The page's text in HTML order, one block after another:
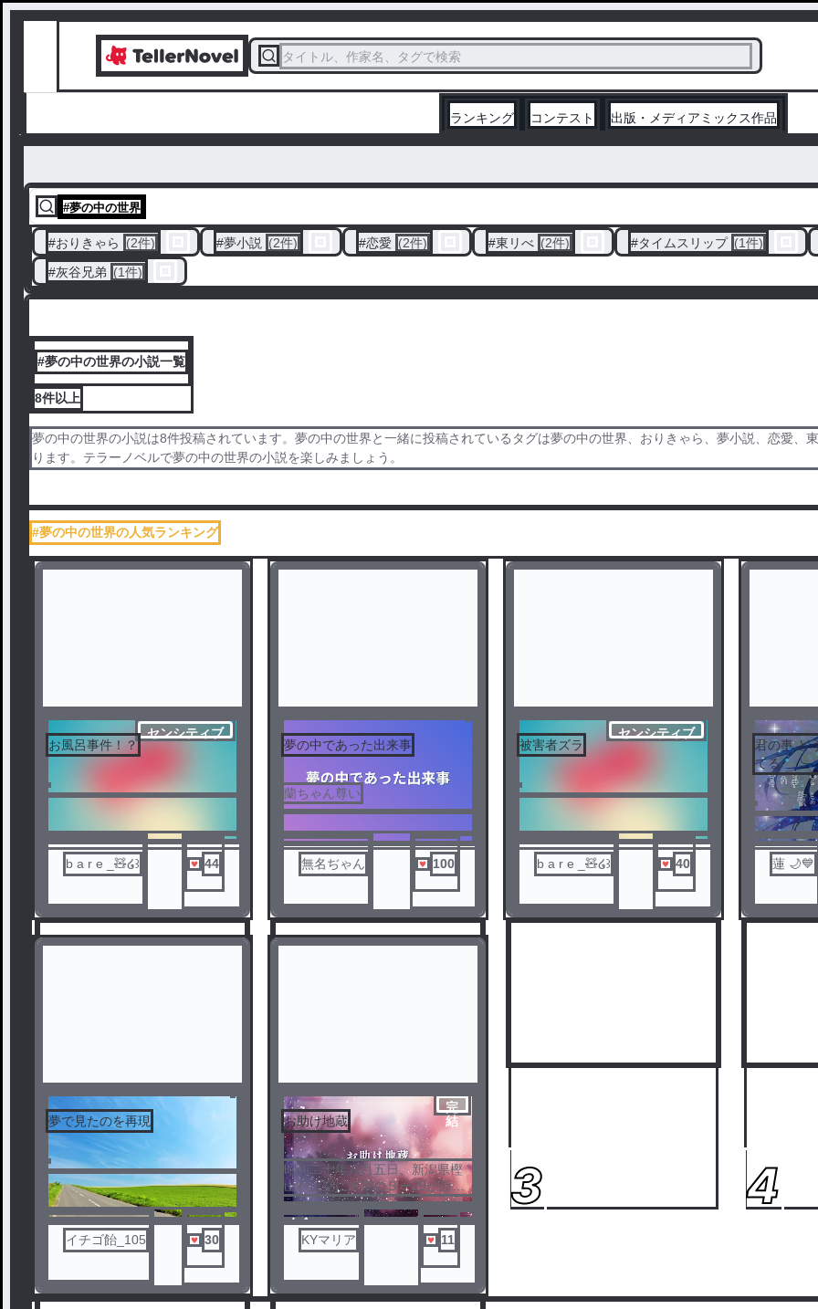
タイトル、作家名、タグで検索
ランキング コンテスト 出版・メディアミックス作品
#夢の中の世界
#おりきゃら (2件) #夢小説 (2件) #恋愛 (2件) #東リべ (2件) #タイムスリップ (1件)
#灰谷兄弟 (1件)
#夢の中の世界の小説一覧
8件以上
夢の中の世界の小説は8件投稿されています。夢の中の世界と一緒に投稿されているタグは夢の中の世界、おりきゃら、夢小説、恋愛、
ります。テラーノベルで夢の中の世界の小説を楽しみましょう。
#夢の中の世界の人気ランキング
センシティブ
お風呂事件！？
b a r e _🧸‪‪໒꒱ 44
1
夢の中であった出来事
蘭ちゃん尊い
無名ぢゃん 100
2
センシティブ
被害者ズラ
b a r e _🧸‪‪໒꒱ 40
3
君の事 ど
てる
蓮 🌙💙
4
夢で見たのを再現
イチゴ飴_105 30
ノベ
完
結
お助け地蔵
昭和二十年八月五日、新潟県樫
山村上空に米軍のＢー29が新型
爆弾の投下をしようとしてい
た。 三日前にも投下を試みたが
機器トラブルで回避したばかり
だった。 今回こそは必ず投下と
いう上層部の指示で意気込みは
強かったが、投下の指示と同時
にエンジンが停止、 中止すると
KYマリア 11